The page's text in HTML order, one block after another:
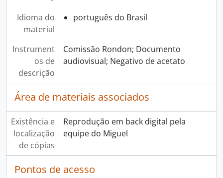
Idioma do
material
português do Brasil
Instrument
os de
descrição
Comissão Rondon; Documento
audiovisual; Negativo de acetato
Área de materiais associados
Existência e
localização
de cópias
Reprodução em back digital pela
equipe do Miguel
Pontos de acesso